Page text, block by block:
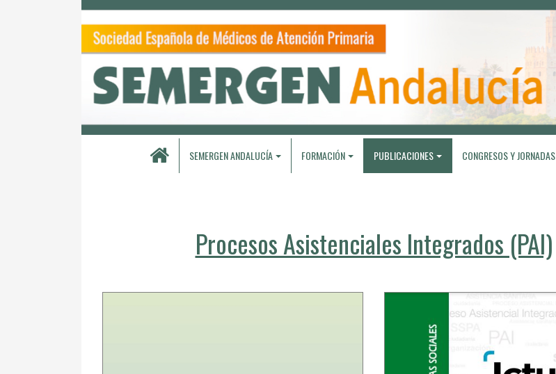
SEMERGEN ANDALUCÍA FORMACIÓN PUBLICACIONES CONGRESOS Y JORNADAS
Procesos Asistenciales Integrados (PAI)